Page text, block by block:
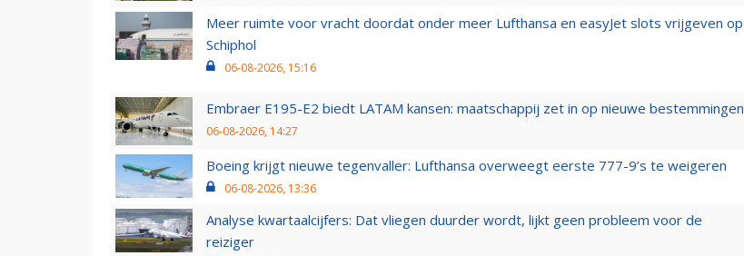
Meer ruimte voor vracht doordat onder meer Lufthansa en easyJet slots vrijgeven op
Schiphol
06-08-2026, 15:16
Embraer E195-E2 biedt LATAM kansen: maatschappij zet in op nieuwe bestemmingen
06-08-2026, 14:27
Boeing krijgt nieuwe tegenvaller: Lufthansa overweegt eerste 777-9’s te weigeren
06-08-2026, 13:36
Analyse kwartaalcijfers: Dat vliegen duurder wordt, lijkt geen probleem voor de
reiziger